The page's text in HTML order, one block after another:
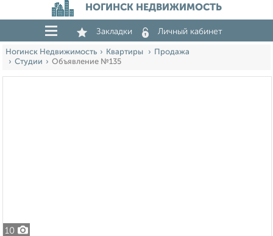
НОГИНСК НЕДВИЖИМОСТЬ
Закладки Личный кабинет
Ногинск Недвижимость Квартиры
Продажа
Студии
Объявление №135
10